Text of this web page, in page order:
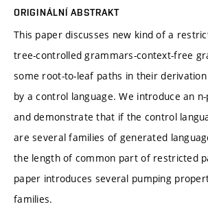
ORIGINÁLNÍ ABSTRAKT
This paper discusses new kind of a
tree-controlled grammars-context-free
some root-to-leaf paths in their
by a control language. We introduce an
and demonstrate that if the control
are several families of generated
the length of common part of restricted
paper introduces several pumping
families.